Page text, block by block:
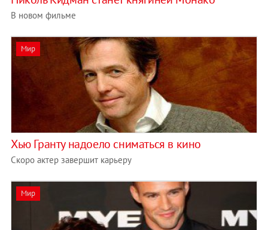
В новом фильме
Мир
Хью Гранту надоело сниматься в кино
Скоро актер завершит карьеру
Мир